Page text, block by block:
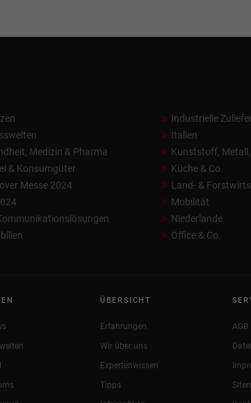
Medizin & Pharma
& Konsumgüter
Messe 2024
Industrielle
Italien
Kunststoff, Metall,
Küche & Co.
Land- &
Mobilität
Niederlande
Office & Co.
ÜBERSICHT
Erfahrungen
Wir über uns
Expertenwissen
Tipps
AGB